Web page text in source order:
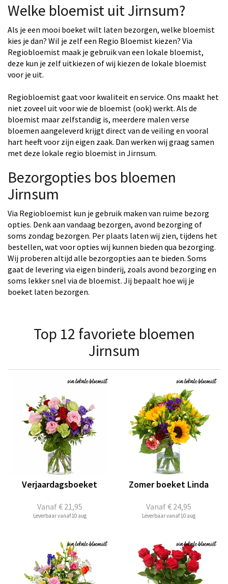
Welke bloemist uit Jirnsum?
Als je een mooi boeket wilt laten bezorgen, welke bloemist
kies je dan? Wil je zelf een Regio Bloemist kiezen? Via
Regiobloemist maak je gebruik van een lokale bloemist,
deze kun je zelf uitkiezen of wij kiezen de lokale bloemist
voor je uit.
Regiobloemist gaat voor kwaliteit en service. Ons maakt het
niet zoveel uit voor wie de bloemist (ook) werkt. Als de
bloemist maar zelfstandig is, meerdere malen verse
bloemen aangeleverd krijgt direct van de veiling en vooral
hart heeft voor zijn eigen zaak. Dan werken wij graag samen
met deze lokale regio bloemist in Jirnsum.
Bezorgopties bos bloemen
Jirnsum
Via Regiobloemist kun je gebruik maken van ruime bezorg
opties. Denk aan vandaag bezorgen, avond bezorging of
soms zondag bezorgen. Per plaats laten wij zien, tijdens het
bestellen, wat voor opties wij kunnen bieden qua bezorging.
Wij proberen altijd alle bezorgopties aan te bieden. Soms
gaat de levering via eigen binderij, zoals avond bezorging en
soms lekker snel via de bloemist. Jij bepaalt hoe wij je
boeket laten bezorgen.
Top 12 favoriete bloemen
Jirnsum
Vanaf€ 21,95
Verjaardagsboeket
Leverbaar vanaf 10 aug
Vanaf€ 24,95
Zomer boeket Linda
Leverbaar vanaf 10 aug